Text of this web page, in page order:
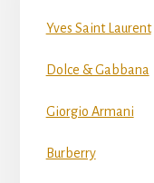
Yves Saint Laurent
Dolce & Gabbana
Giorgio Armani
Burberry